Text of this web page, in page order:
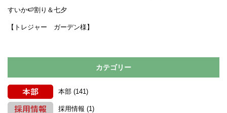
すいか🍉割り＆七夕
【トレジャー ガーデン様】
カテゴリー
本部 (141)
採用情報 (1)